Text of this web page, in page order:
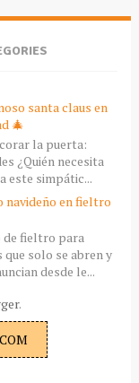
santa claus en
🎄
la puerta:
¿Quién necesita
este simpátic...
navideño en fieltro
de fieltro para
solo se abren y
desde le...
.